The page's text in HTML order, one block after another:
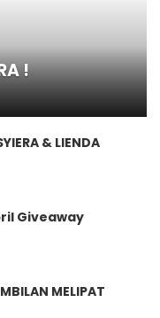
!
& LIENDA
Giveaway
MELIPAT